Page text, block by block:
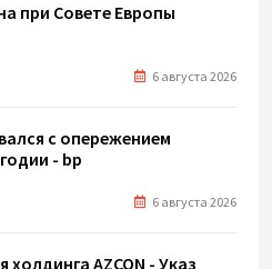
при Совете Европы
6 августа 2026
с опережением
- bp
6 августа 2026
AZCON - Указ